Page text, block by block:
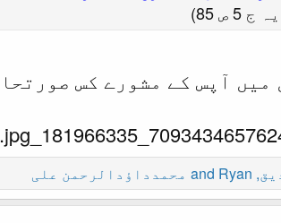
ص 85)
میں آپس کے مشورے کس
,
Ryan محمدداؤدالرحمن علی